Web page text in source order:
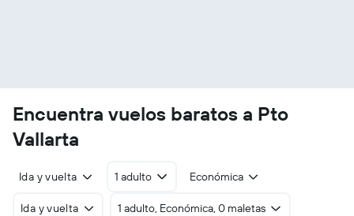
Encuentra vuelos baratos a Pto
Vallarta
Ida y vuelta 1 adulto Económica
Ida y vuelta 1 adulto, Económica, 0 maletas